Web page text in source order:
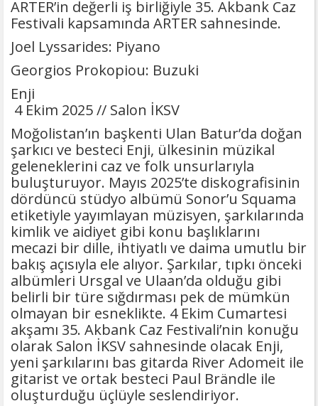
ARTER’in değerli iş birliğiyle 35. Akbank Caz
Festivali kapsamında ARTER sahnesinde.
Joel Lyssarides: Piyano
Georgios Prokopiou: Buzuki
Enji
4 Ekim 2025 // Salon İKSV
Moğolistan’ın başkenti Ulan Batur’da doğan
şarkıcı ve besteci Enji, ülkesinin müzikal
geleneklerini caz ve folk unsurlarıyla
buluşturuyor. Mayıs 2025’te diskografisinin
dördüncü stüdyo albümü Sonor’u Squama
etiketiyle yayımlayan müzisyen, şarkılarında
kimlik ve aidiyet gibi konu başlıklarını
mecazi bir dille, ihtiyatlı ve daima umutlu bir
bakış açısıyla ele alıyor. Şarkılar, tıpkı önceki
albümleri Ursgal ve Ulaan’da olduğu gibi
belirli bir türe sığdırması pek de mümkün
olmayan bir esneklikte. 4 Ekim Cumartesi
akşamı 35. Akbank Caz Festivali’nin konuğu
olarak Salon İKSV sahnesinde olacak Enji,
yeni şarkılarını bas gitarda River Adomeit ile
gitarist ve ortak besteci Paul Brändle ile
oluşturduğu üçlüyle seslendiriyor.